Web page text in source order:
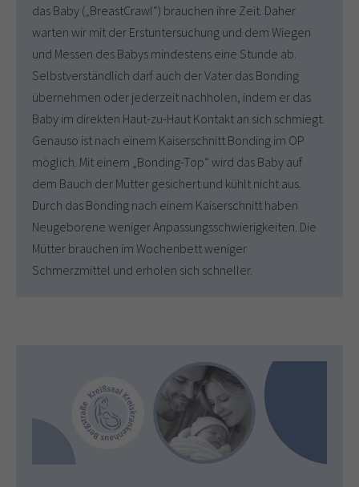
das Baby („BreastCrawl“) brauchen ihre Zeit. Daher
warten wir mit der Erstuntersuchung und dem Wiegen
und Messen des Babys mindestens eine Stunde ab.
Selbstverständlich darf auch der Vater das Bonding
übernehmen oder jederzeit nachholen, indem er das
Baby im direkten Haut-zu-Haut Kontakt an sich schmiegt.
Genauso ist nach einem Kaiserschnitt Bonding im OP
möglich. Mit einem „Bonding-Top“ wird das Baby auf
dem Bauch der Mutter gesichert und kühlt nicht aus.
Durch das Bonding nach einem Kaiserschnitt haben
Neugeborene weniger Anpassungsschwierigkeiten. Die
Mütter brauchen im Wochenbett weniger
Schmerzmittel und erholen sich schneller.